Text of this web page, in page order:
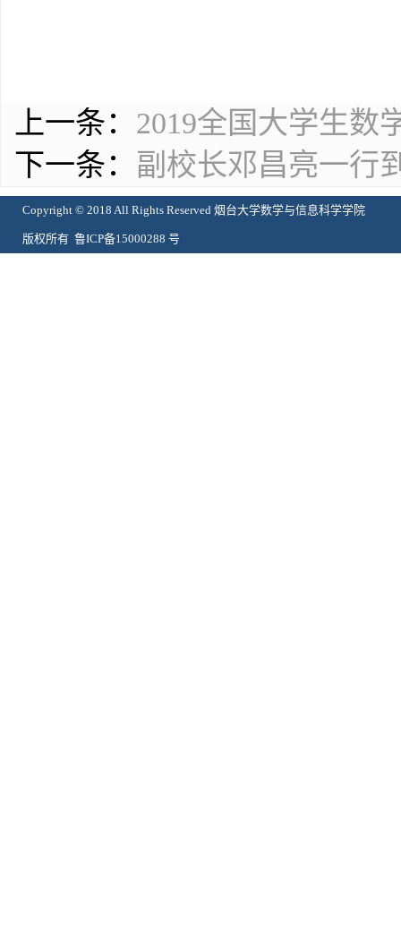
上一条： 2019全国大学生数
下一条： 副校长邓昌亮一行
Copyright © 2018 All Rights Reserved 烟台大学数学与信息科学学院
版权所有 鲁ICP备15000288 号